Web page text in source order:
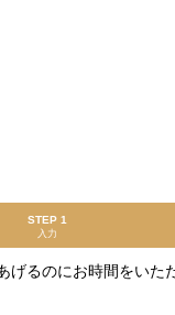
STEP 1
入力
げるのにお時間をいた